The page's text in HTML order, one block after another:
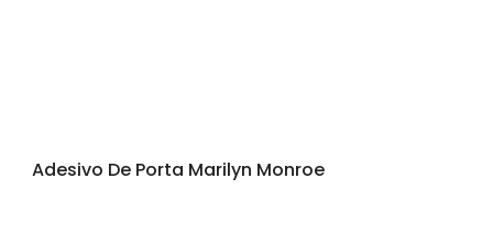
Adesivo De Porta Marilyn Monroe